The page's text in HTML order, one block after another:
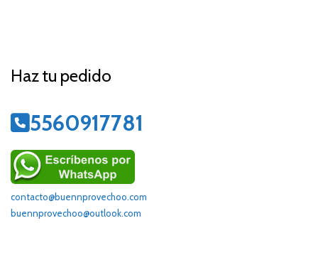
5
Haz tu pedido
5560917781
contacto@buennprovechoo.com
buennprovechoo@outlook.com